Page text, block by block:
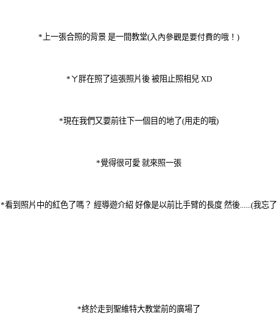
*上一張合照的背景 是一間教堂( 入內參觀是要付費的哦！)
*ㄚ胖在照了這張照片後 被阻止照相兒 XD
*現在我們又要前往下一個目的地了(用走的哦)
*覺得很可愛 就來照一張
*看到照片中的紅色了嗎？ 經導遊介紹 好像是以前比手臂的長度 然後......(我忘了
*終於走到聖維特大教堂前的廣場了